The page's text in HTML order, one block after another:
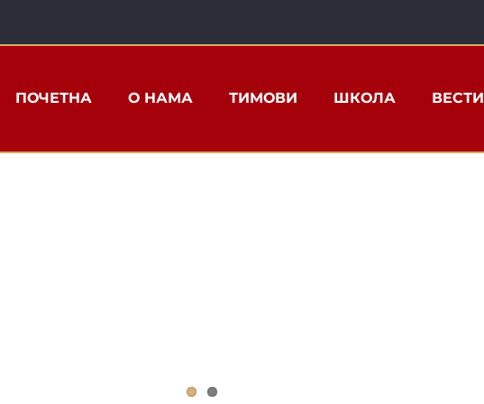
ПОЧЕТНА О НАМА ТИМОВИ ШКОЛА ВЕСТИ